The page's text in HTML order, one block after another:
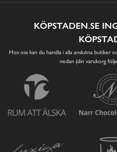
KÖPSTADEN.SE
Hos oss kan du handla i alla anslutna butiker
nedan (din varukorg